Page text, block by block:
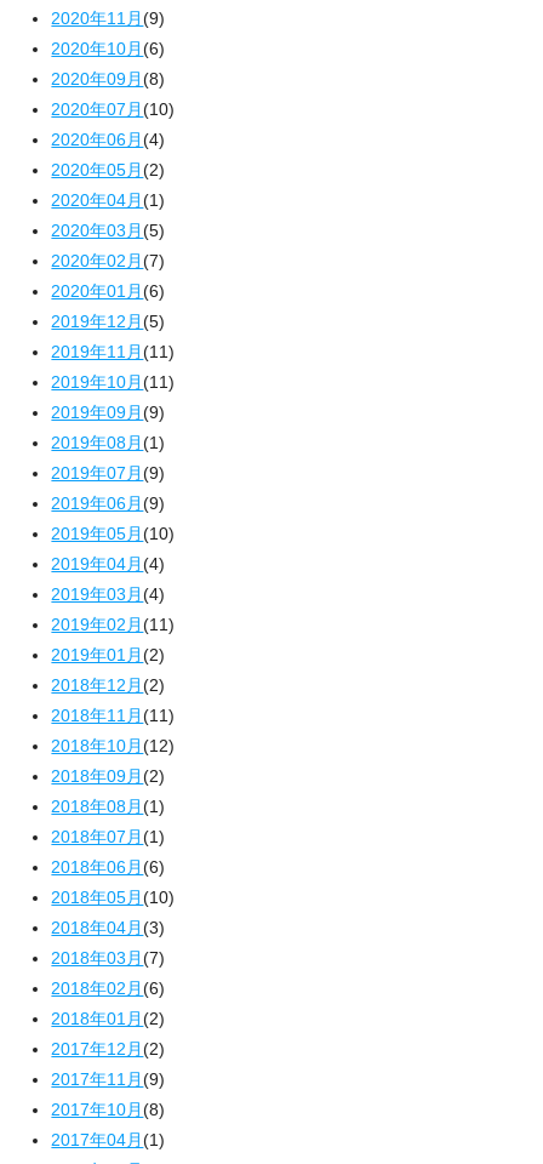
2020年11月(9)
2020年10月(6)
2020年09月(8)
2020年07月(10)
2020年06月(4)
2020年05月(2)
2020年04月(1)
2020年03月(5)
2020年02月(7)
2020年01月(6)
2019年12月(5)
2019年11月(11)
2019年10月(11)
2019年09月(9)
2019年08月(1)
2019年07月(9)
2019年06月(9)
2019年05月(10)
2019年04月(4)
2019年03月(4)
2019年02月(11)
2019年01月(2)
2018年12月(2)
2018年11月(11)
2018年10月(12)
2018年09月(2)
2018年08月(1)
2018年07月(1)
2018年06月(6)
2018年05月(10)
2018年04月(3)
2018年03月(7)
2018年02月(6)
2018年01月(2)
2017年12月(2)
2017年11月(9)
2017年10月(8)
2017年04月(1)